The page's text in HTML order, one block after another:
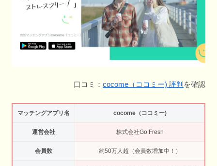
口コミ： cocome（ココミー) 評判 を確認
マッチングアプリ名 cocome（ココミー)
運営会社 株式会社Go Fresh
会員数 約50万人超（会員数増加中！）